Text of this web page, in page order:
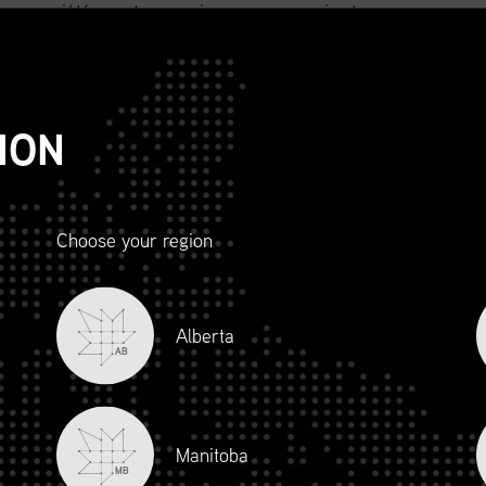
sociétés contemporaines pour nourrir et
dues à une mauvaise gestion de la chaine
perdus pour les mêmes raisons
de gaz à effet de serre mondiales et près
au canada est perdu ou gaspillé, environ 15 %
du froid.
sécuritaire et durable.
Choose your region
AB
Alberta
MB
Manitoba